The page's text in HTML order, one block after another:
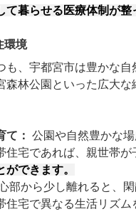
て暮らせる医療体制が整
環境
も、宇都宮市は豊かな
森林公園といった広大
て： 公園や自然豊かな
宅であれば、親世帯が
できます。
部から少し離れると、
住宅で異なる生活リズ